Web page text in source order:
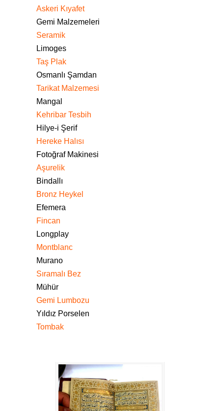
Askeri Kıyafet
Gemi Malzemeleri
Seramik
Limoges
Taş Plak
Osmanlı Şamdan
Tarikat Malzemesi
Mangal
Kehribar Tesbih
Hilye-i Şerif
Hereke Halısı
Fotoğraf Makinesi
Aşurelik
Bindallı
Bronz Heykel
Efemera
Fincan
Longplay
Montblanc
Murano
Sıramalı Bez
Mühür
Gemi Lumbozu
Yıldız Porselen
Tombak